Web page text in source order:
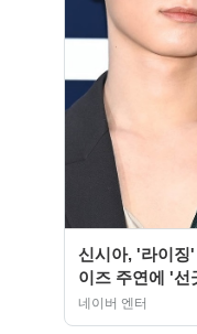
신시아, '라이
이즈 주연에 '선
네이버 엔터